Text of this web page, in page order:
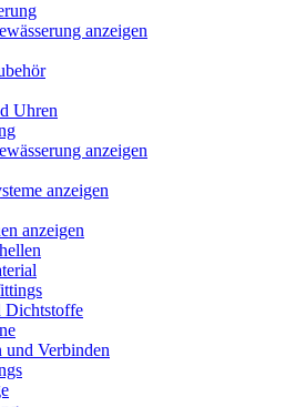
anzeigen
Uhren
anzeigen
anzeigen
anzeigen
Dichtstoffe
und Verbinden